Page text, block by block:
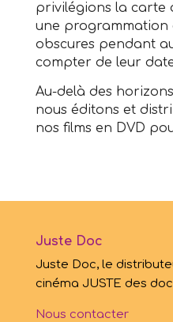
privilégions la carte
une programmation
obscures pendant
compter de leur
Au-delà des
nous éditons et
nos films en DVD
Juste Doc
Juste Doc, le
cinéma JUSTE des
Nous contacter